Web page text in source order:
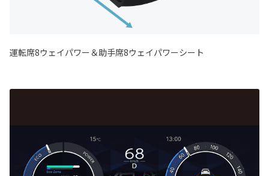
運転席8ウェイパワー＆助手席8ウェイパワーシート